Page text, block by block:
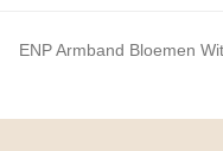
ENP Armband Bloemen